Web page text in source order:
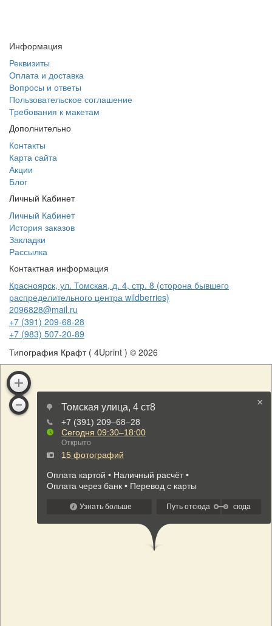
Информация
Реквизиты
Оплата и доставка
Вопросы и ответы
Пользовательское соглашение
Требования к макетам
Дополнительно
Контакты
Карта сайта
Акции
Блог
Личный Кабинет
Личный Кабинет
История заказов
Закладки
Рассылка
Контактная информация
Красноярск, ул. Томская, д. 4, стр. 8 (сторона бывшего
распределительного центра wildberries)
2096828@mail.ru
+7 (391) 209-68-28
+7 (983) 507-20-89
Типография Крафт ( 4Uprint ) © 2026